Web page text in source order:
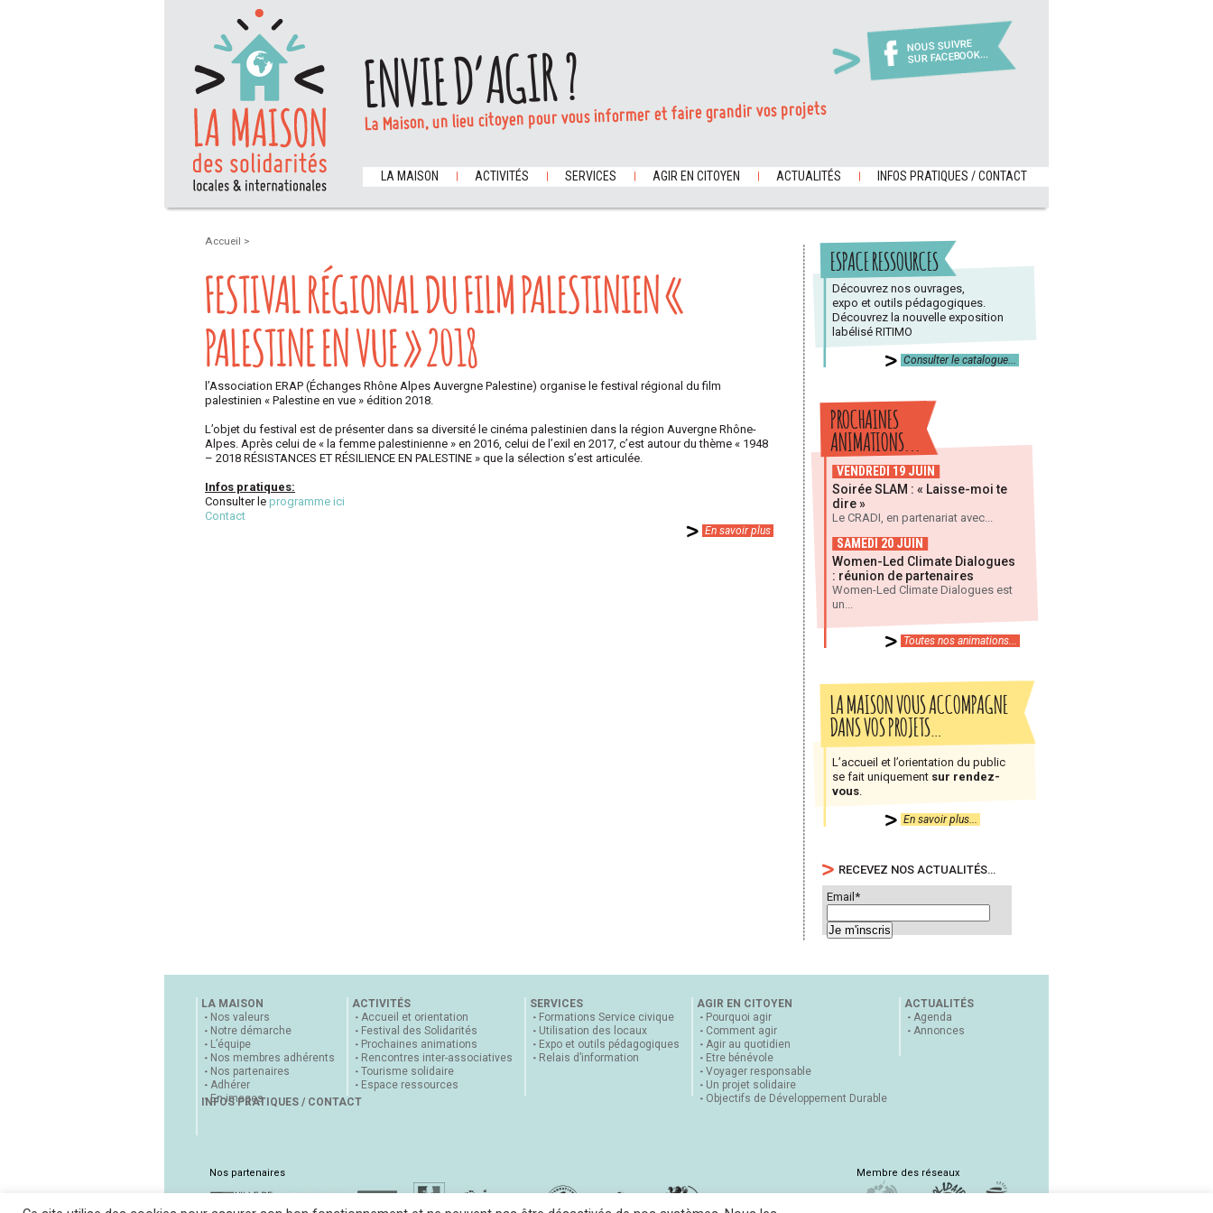
NOUS SUIVRE
SUR FACEBOOK...
ENVIE D’AGIR ?
La Maison, un lieu citoyen pour vous informer et faire grandir vos projets
LA MAISON ACTIVITÉS SERVICES AGIR EN CITOYEN ACTUALITÉS INFOS PRATIQUES / CONTACT
Accueil >
FESTIVAL RÉGIONAL DU FILM PALESTINIEN «
PALESTINE EN VUE » 2018
l’Association ERAP (Échanges Rhône Alpes Auvergne Palestine) organise le festival régional du film
palestinien « Palestine en vue » édition 2018.
L’objet du festival est de présenter dans sa diversité le cinéma palestinien dans la région Auvergne Rhône-
Alpes. Après celui de « la femme palestinienne » en 2016, celui de l’exil en 2017, c’est autour du thème « 1948
– 2018 RÉSISTANCES ET RÉSILIENCE EN PALESTINE » que la sélection s’est articulée.
Infos pratiques:
Consulter le programme ici
Contact
En savoir plus
ESPACE RESSOURCES
Découvrez nos ouvrages,
expo et outils pédagogiques.
Découvrez la nouvelle exposition
labélisé RITIMO
Consulter le catalogue...
PROCHAINES
ANIMATIONS...
VENDREDI 19 JUIN
Soirée SLAM : « Laisse-moi te
dire »
Le CRADI, en partenariat avec...
SAMEDI 20 JUIN
Women-Led Climate Dialogues
: réunion de partenaires
Women-Led Climate Dialogues est
un...
Toutes nos animations...
LA MAISON VOUS ACCOMPAGNE
DANS VOS PROJETS…
L’accueil et l’orientation du public
se fait uniquement sur rendez-
vous
En savoir plus...
RECEVEZ NOS ACTUALITÉS…
Email*
LA MAISON
Nos valeurs
Notre démarche
L’équipe
Nos membres adhérents
Nos partenaires
Adhérer
En images
ACTIVITÉS
Accueil et orientation
Festival des Solidarités
Prochaines animations
Rencontres inter-associatives
Tourisme solidaire
Espace ressources
SERVICES
Formations Service civique
Utilisation des locaux
Expo et outils pédagogiques
Relais d’information
AGIR EN CITOYEN
Pourquoi agir
Comment agir
Agir au quotidien
Etre bénévole
Voyager responsable
Un projet solidaire
Objectifs de Développement Durable
ACTUALITÉS
Agenda
Annonces
INFOS PRATIQUES / CONTACT
Nos partenaires Membre des réseaux